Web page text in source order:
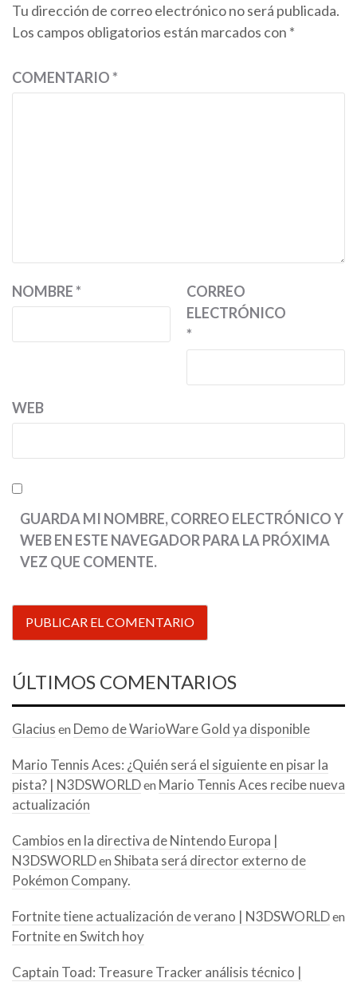
Tu dirección de correo electrónico no será publicada.
Los campos obligatorios están marcados con *
COMENTARIO*
NOMBRE*
CORREO
ELECTRÓNICO
*
WEB
GUARDA MI NOMBRE, CORREO ELECTRÓNICO Y
WEB EN ESTE NAVEGADOR PARA LA PRÓXIMA
VEZ QUE COMENTE.
ÚLTIMOS COMENTARIOS
Glacius en Demo de WarioWare Gold ya disponible
Mario Tennis Aces: ¿Quién será el siguiente en pisar la
pista? | N3DSWORLDen Mario Tennis Aces recibe nueva
actualización
Cambios en la directiva de Nintendo Europa |
N3DSWORLDen Shibata será director externo de
Pokémon Company.
Fortnite tiene actualización de verano | N3DSWORLDen
Fortnite en Switch hoy
Captain Toad: Treasure Tracker análisis técnico |